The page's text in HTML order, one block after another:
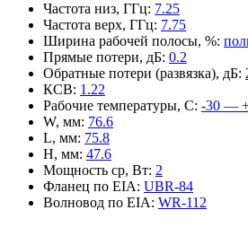
Частота низ, ГГц: 7.25
Частота верх, ГГц: 7.75
Ширина рабочей полосы, %:
Прямые потери, дБ: 0.2
Обратные потери (развязка), дБ:
КСВ: 1.22
Рабочие температуры, С: -30 —
W, мм: 76.6
L, мм: 75.8
H, мм: 47.6
Мощность ср, Вт: 2
Фланец по EIA: UBR-84
Волновод по EIA: WR-112